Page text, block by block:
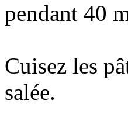
pendant 40
Cuisez les
salée.